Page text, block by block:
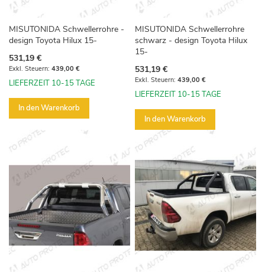
MISUTONIDA Schwellerrohre -
design Toyota Hilux 15-
531,19 €
439,00 €
LIEFERZEIT 10-15 TAGE
In den Warenkorb
MISUTONIDA Schwellerrohre
schwarz - design Toyota Hilux
15-
531,19 €
439,00 €
LIEFERZEIT 10-15 TAGE
In den Warenkorb